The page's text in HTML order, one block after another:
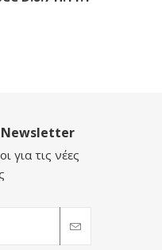
Newsletter
για τις νέες